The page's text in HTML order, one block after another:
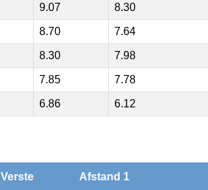
9.07 8.30
8.70 7.64
8.30 7.98
7.85 7.78
6.86 6.12
Verste Afstand 1